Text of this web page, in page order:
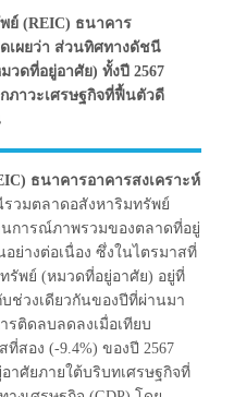
ย์ (REIC) ธนาคาร
เผยว่า ส่วนทิศทางดัชนี
ดที่อยู่อาศัย) ทั้งปี 2567
ภาวะเศรษฐกิจที่ฟื้นตัวดี
ธนาคารอาคารสงเคราะห์
วมตลาดอสังหาริมทรัพย์
การณ์ภาพรวมของตลาดที่อยู่
ย่างต่อเนื่อง ซึ่งในไตรมาสที่
รัพย์ (หมวดที่อยู่อาศัย) อยู่ที่
บช่วงเดียวกันของปีที่ผ่านมา
ติดลบลดลงเมื่อเทียบ
สอง (-9.4%) ของปี 2567
าศัยภายใต้บริบทเศรษฐกิจที่